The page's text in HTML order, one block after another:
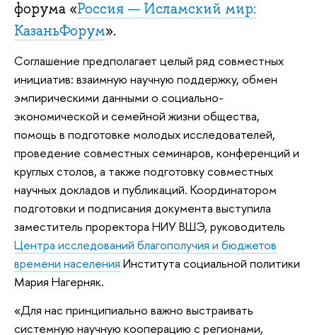
форума «Россия — Исламский мир:
КазаньФорум».
Соглашение предполагает целый ряд совместных
инициатив: взаимную научную поддержку, обмен
эмпирическими данными о социально-
экономической и семейной жизни общества,
помощь в подготовке молодых исследователей,
проведение совместных семинаров, конференций и
круглых столов, а также подготовку совместных
научных докладов и публикаций. Координатором
подготовки и подписания документа выступила
заместитель проректора НИУ ВШЭ, руководитель
Центра исследований благополучия и бюджетов
времени населения Института социальной политики
Мария Нагерняк.
«Для нас принципиально важно выстраивать
системную научную кооперацию с регионами,